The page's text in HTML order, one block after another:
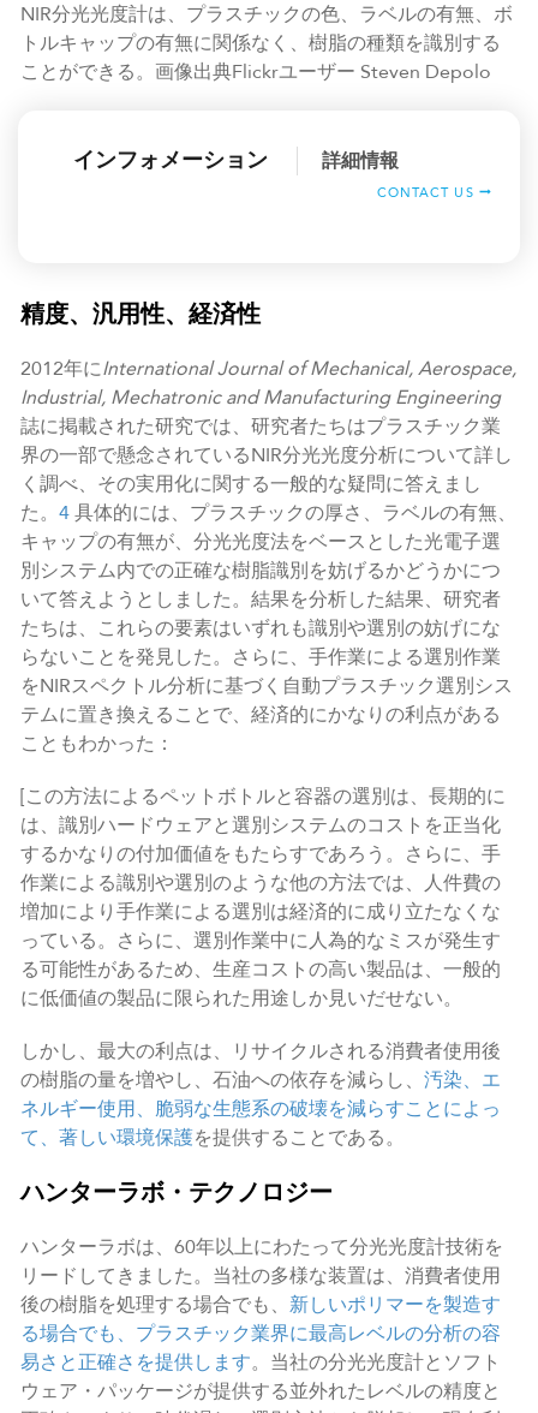
NIR分光光度計は、プラスチックの色、ラベルの有無、ボ
トルキャップの有無に関係なく、樹脂の種類を識別する
ことができる。画像出典Flickrユーザー Steven Depolo
インフォメーション 詳細情報
CONTACT US
精度、汎用性、経済性
2012年にInternational Journal of Mechanical, Aerospace,
Industrial, Mechatronic and Manufacturing Engineering
誌に掲載された研究では、研究者たちはプラスチック業
界の一部で懸念されているNIR分光光度分析について詳し
く調べ、その実用化に関する一般的な疑問に答えまし
た。 4具体的には、プラスチックの厚さ、ラベルの有無、
キャップの有無が、分光光度法をベースとした光電子選
別システム内での正確な樹脂識別を妨げるかどうかにつ
いて答えようとしました。結果を分析した結果、研究者
たちは、これらの要素はいずれも識別や選別の妨げにな
らないことを発見した。さらに、手作業による選別作業
をNIRスペクトル分析に基づく自動プラスチック選別シス
テムに置き換えることで、経済的にかなりの利点がある
こともわかった：
[この方法によるペットボトルと容器の選別は、長期的に
は、識別ハードウェアと選別システムのコストを正当化
するかなりの付加価値をもたらすであろう。さらに、手
作業による識別や選別のような他の方法では、人件費の
増加により手作業による選別は経済的に成り立たなくな
っている。さらに、選別作業中に人為的なミスが発生す
る可能性があるため、生産コストの高い製品は、一般的
に低価値の製品に限られた用途しか見いだせない。
しかし、最大の利点は、リサイクルされる消費者使用後
の樹脂の量を増やし、石油への依存を減らし、 汚染、エ
ネルギー使用、脆弱な生態系の破壊を減らすことによっ
て、著しい環境保護を提供することである。
ハンターラボ・テクノロジー
ハンターラボは、60年以上にわたって分光光度計技術を
リードしてきました。当社の多様な装置は、消費者使用
後の樹脂を処理する場合でも、 新しいポリマーを製造す
る場合でも、プラスチック業界に最高レベルの分析の容
易さと正確さを提供します。当社の分光光度計とソフト
ウェア・パッケージが提供する並外れたレベルの精度と